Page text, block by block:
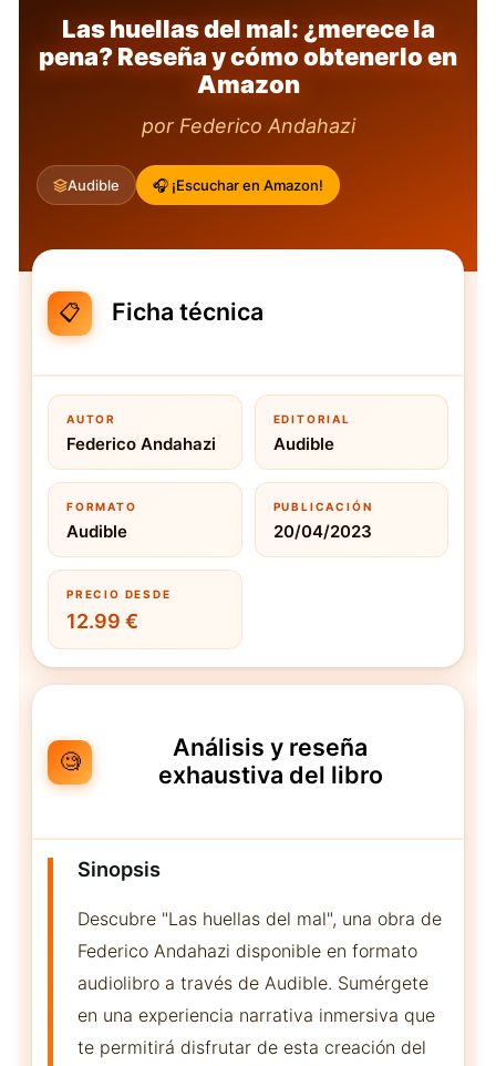
Las huellas del mal: ¿merece la
pena? Reseña y cómo obtenerlo en
Amazon
por Federico Andahazi
Audible 🎧 ¡Escuchar en Amazon!
📋 Ficha técnica
AUTOR
Federico Andahazi
EDITORIAL
Audible
FORMATO
Audible
PUBLICACIÓN
20/04/2023
PRECIO DESDE
12.99 €
🧐
Análisis y reseña
exhaustiva del libro
Sinopsis
Descubre "Las huellas del mal", una obra de
Federico Andahazi disponible en formato
audiolibro a través de Audible. Sumérgete
en una experiencia narrativa inmersiva que
te permitirá disfrutar de esta creación del